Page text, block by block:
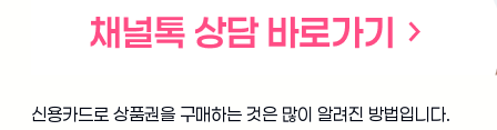
신용카드로 상품권을 구매하는 것은 많이 알려진 방법입니다.